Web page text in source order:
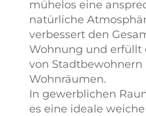
mühelos eine
natürliche
verbessert den
Wohnung und erfüllt
von Stadtbewohnern
Wohnräumen.
In gewerblichen
es eine ideale